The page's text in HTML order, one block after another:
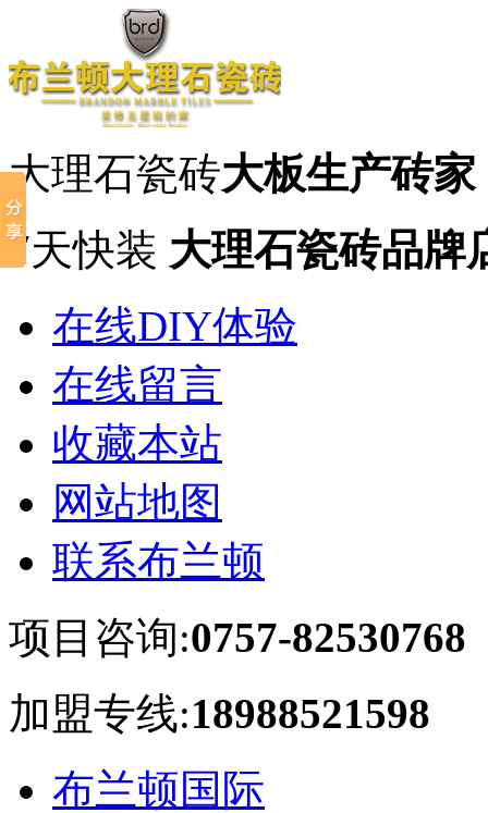
大理石瓷砖大板生产砖家
7天快装 大理石瓷砖品牌
在线DIY体验
在线留言
收藏本站
网站地图
联系布兰顿
项目咨询:0757-82530768
加盟专线:18988521598
布兰顿国际